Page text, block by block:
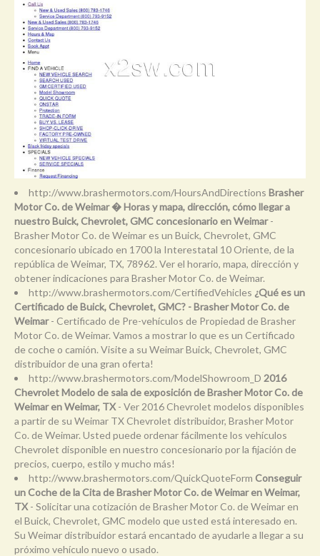
http://www.brashermotors.com/HoursAndDirections Brasher
Motor Co. de Weimar � Horas y mapa, dirección, cómo llegar a
nuestro Buick, Chevrolet, GMC concesionario en Weimar-
Brasher Motor Co. de Weimar es un Buick, Chevrolet, GMC
concesionario ubicado en 1700 la Interestatal 10 Oriente, de la
república de Weimar, TX, 78962. Ver el horario, mapa, dirección y
obtener indicaciones para Brasher Motor Co. de Weimar.
http://www.brashermotors.com/CertifiedVehicles ¿Qué es un
Certificado de Buick, Chevrolet, GMC? - Brasher Motor Co. de
Weimar- Certificado de Pre-vehículos de Propiedad de Brasher
Motor Co. de Weimar. Vamos a mostrar lo que es un Certificado
de coche o camión. Visite a su Weimar Buick, Chevrolet, GMC
distribuidor de una gran oferta!
http://www.brashermotors.com/ModelShowroom_D 2016
Chevrolet Modelo de sala de exposición de Brasher Motor Co. de
Weimar en Weimar, TX- Ver 2016 Chevrolet modelos disponibles
a partir de su Weimar TX Chevrolet distribuidor, Brasher Motor
Co. de Weimar. Usted puede ordenar fácilmente los vehículos
Chevrolet disponible en nuestro concesionario por la fijación de
precios, cuerpo, estilo y mucho más!
http://www.brashermotors.com/QuickQuoteForm Conseguir
un Coche de la Cita de Brasher Motor Co. de Weimar en Weimar,
TX- Solicitar una cotización de Brasher Motor Co. de Weimar en
el Buick, Chevrolet, GMC modelo que usted está interesado en.
Su Weimar distribuidor estará encantado de ayudarle a llegar a su
próximo vehículo nuevo o usado.